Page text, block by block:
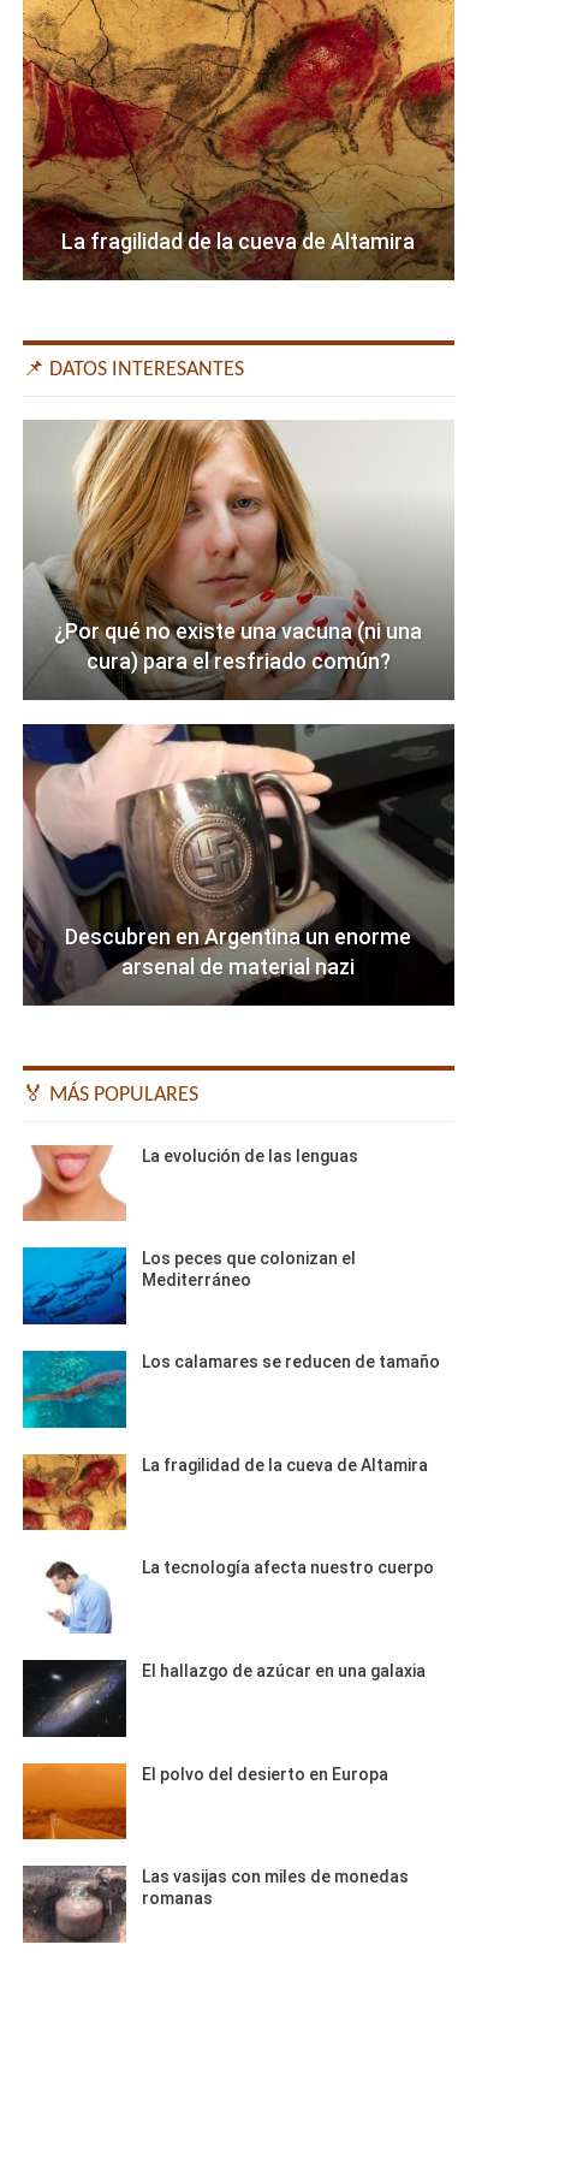
La fragilidad de la cueva de Altamira
📌 DATOS INTERESANTES
¿Por qué no existe una vacuna (ni una
cura) para el resfriado común?
Descubren en Argentina un enorme
arsenal de material nazi
🏅 MÁS POPULARES
La evolución de las lenguas
Los peces que colonizan el
Mediterráneo
Los calamares se reducen de tamaño
La fragilidad de la cueva de Altamira
La tecnología afecta nuestro cuerpo
El hallazgo de azúcar en una galaxia
El polvo del desierto en Europa
Las vasijas con miles de monedas
romanas